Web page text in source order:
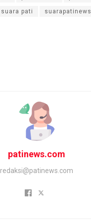
suara pati suarapatinews
patinews.com
redaksi@patinews.com